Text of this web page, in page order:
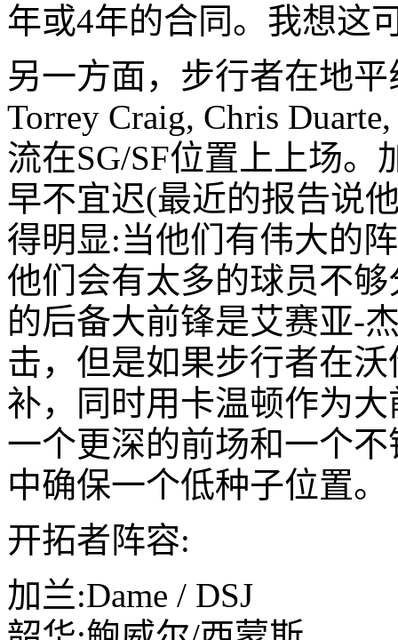
年或4年的合同。我想这
另一方面，步行者在地平
Torrey Craig, Chris
流在SG/SF位置上上场。
早不宜迟(最近的报告说
得明显:当他们有伟大的
他们会有太多的球员不
的后备大前锋是艾赛亚-
击，但是如果步行者在
补，同时用卡温顿作为
一个更深的前场和一个
中确保一个低种子位置。
开拓者阵容:
加兰:Dame / DSJ